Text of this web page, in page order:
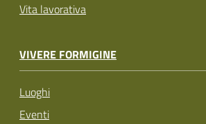
Vita lavorativa
VIVERE FORMIGINE
Luoghi
Eventi